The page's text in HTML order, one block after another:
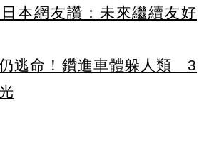
本網友讚：未來繼續友好
逃命！鑽進車體躲人類 3